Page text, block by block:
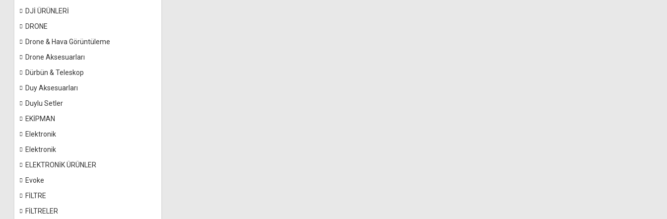
DJİ ÜRÜNLERİ
DRONE
Drone & Hava Görüntüleme
Drone Aksesuarları
Dürbün & Teleskop
Duy Aksesuarları
Duylu Setler
EKİPMAN
Elektronik
Elektronik
ELEKTRONİK ÜRÜNLER
Evoke
FİLTRE
FİLTRELER